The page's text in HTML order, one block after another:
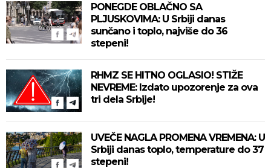
PONEGDE OBLAČNO SA
PLJUSKOVIMA: U Srbiji danas
sunčano i toplo, najviše do 36
stepeni!
RHMZ SE HITNO OGLASIO! STIŽE
NEVREME: Izdato upozorenje za ova
tri dela Srbije!
UVEČE NAGLA PROMENA VREMENA: U
Srbiji danas toplo, temperature do 37
stepeni!